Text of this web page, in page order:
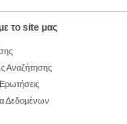
το site μας
Αναζήτησης
Δεδομένων